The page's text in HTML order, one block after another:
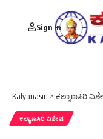
Sign In
Kalyanasiri > ಕಲ್ಯಾಣಸಿರಿ
ಕಲ್ಯಾಣಸಿರಿ ವಿಶೇಷ